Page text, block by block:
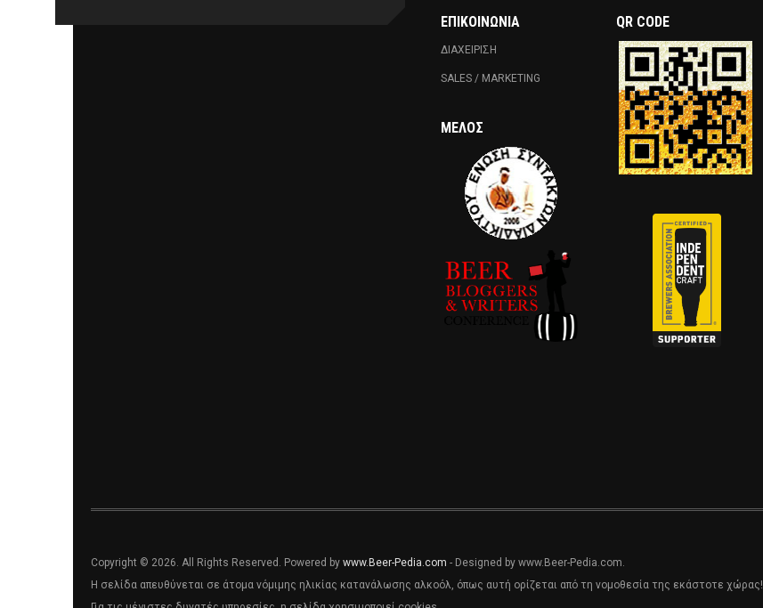
ΕΠΙΚΟΙΝΩΝΊΑ
ΔΙΑΧΕΙΡΙΣΗ
SALES / MARKETING
ΜΈΛΟΣ
QR CODE
Copyright © 2026. All Rights Reserved. Powered by www.Beer-Pedia.com - Designed by www.Beer-Pedia.com.
Η σελίδα απευθύνεται σε άτομα νόμιμης ηλικίας κατανάλωσης αλκοόλ, όπως αυτή ορίζεται από τη νομοθεσία της εκάστοτε χώρας!